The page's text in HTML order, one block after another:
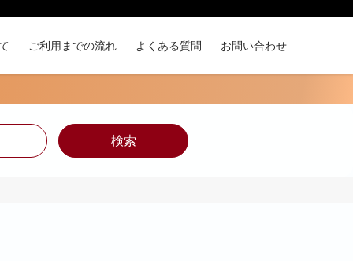
ご利用までの流れ よくある質問 お問い合わせ
検索